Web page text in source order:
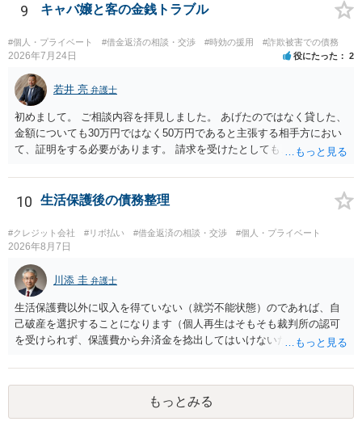
9 キャバ嬢と客の金銭トラブル
#個人・プライベート #借金返済の相談・交渉 #時効の援用 #詐欺被害での債務
2026年7月24日 役にたった 2
若井 亮 弁護士
初めまして。 ご相談内容を拝見しました。 あげたのではなく貸した、
金額についても30万円ではなく50万円であると主張する相手方におい
て、証明をする必要があります。 請求を受けたとしても、もらったも
れることになるでしょう。 請求があるまでは、こちらからアクション
を起こす必要はないかと思います。
10 生活保護後の債務整理
#クレジット会社 #リボ払い #借金返済の相談・交渉 #個人・プライベート
2026年8月7日
川添 圭 弁護士
生活保護費以外に収入を得ていない（就労不能状態）のであれば、自
己破産を選択することになります（個人再生はそもそも裁判所の認可
を受けられず、保護費から弁済金を捻出してはいけないため任意整理
士費用は法テラスが負担し、裁判所の予納金等も法テラスが援助して
くれるため、弁護士へ自己破産を任せれば解決します。
もっとみる